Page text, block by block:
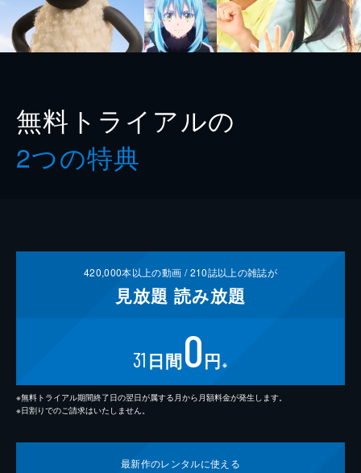
無料トライアルの
2つの特典
420,000本以上の動画 /210誌以上の雑誌が
見放題 読み放題
31 日間0円 ※
※無料トライアル期間終了日の翌日が属する月から月額料金が発生します。
※日割りでのご請求はいたしません。
最新作のレンタルに使える